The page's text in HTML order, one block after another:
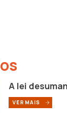
A lei
VER MAIS